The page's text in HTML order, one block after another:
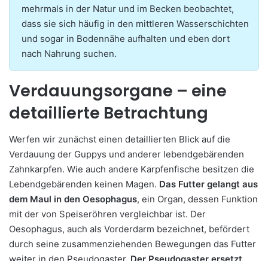
mehrmals in der Natur und im Becken beobachtet,
dass sie sich häufig in den mittleren Wasserschichten
und sogar in Bodennähe aufhalten und eben dort
nach Nahrung suchen.
Verdauungsorgane – eine
detaillierte Betrachtung
Werfen wir zunächst einen detaillierten Blick auf die
Verdauung der Guppys und anderer lebendgebärenden
Zahnkarpfen. Wie auch andere Karpfenfische besitzen die
Lebendgebärenden keinen Magen. Das Futter gelangt aus
dem Maul in den Oesophagus, ein Organ, dessen Funktion
mit der von Speiseröhren vergleichbar ist. Der
Oesophagus, auch als Vorderdarm bezeichnet, befördert
durch seine zusammenziehenden Bewegungen das Futter